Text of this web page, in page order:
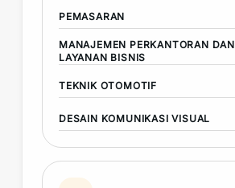
PEMASARAN
MANAJEMEN PERKANTORAN DAN
LAYANAN BISNIS
TEKNIK OTOMOTIF
DESAIN KOMUNIKASI VISUAL